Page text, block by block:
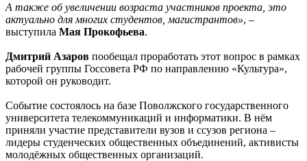
А также об увеличении возраста участников проекта, это
актуально для многих студентов, магистрантов», –
выступила Мая Прокофьева.
Дмитрий Азаров пообещал проработать этот вопрос в рамках
рабочей группы Госсовета РФ по направлению «Культура»,
которой он руководит.
Событие состоялось на базе Поволжского государственного
университета телекоммуникаций и информатики. В нём
приняли участие представители вузов и ссузов региона –
лидеры студенческих общественных объединений, активисты
молодёжных общественных организаций.